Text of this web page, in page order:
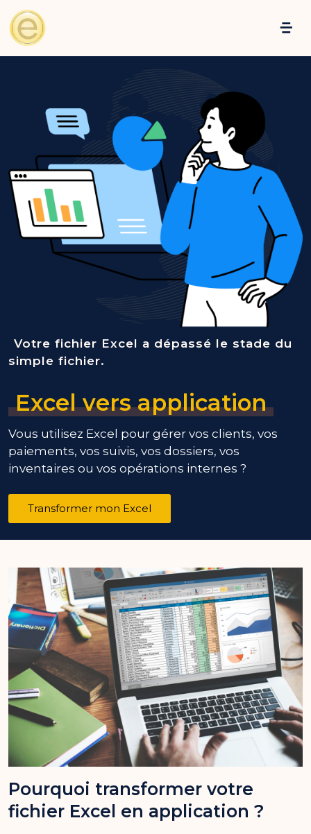
Votre fichier Excel a dépassé le stade du
simple fichier.
Excel vers application
Vous utilisez Excel pour gérer vos clients, vos
paiements, vos suivis, vos dossiers, vos
inventaires ou vos opérations internes ?
Transformer mon Excel
Pourquoi transformer votre
fichier Excel en application ?